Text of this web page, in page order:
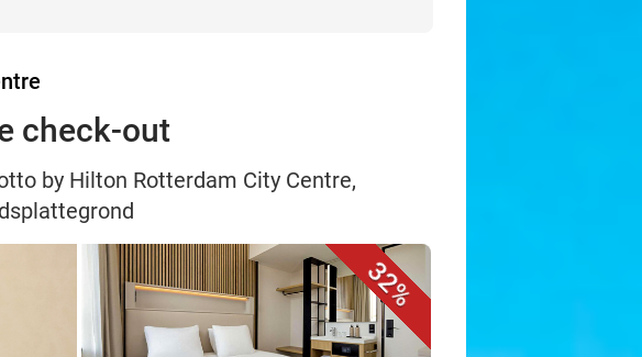
check-out
by Hilton Rotterdam City Centre,
32%